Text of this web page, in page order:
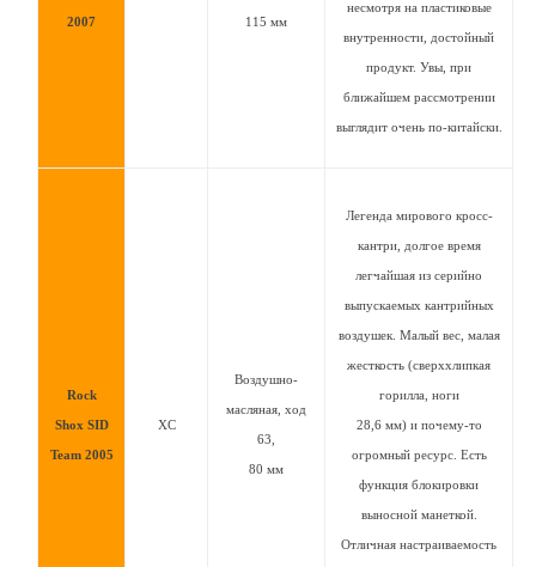
2007 115 мм
несмотря на пластиковые
внутренности, достойный
продукт. Увы, при
ближайшем рассмотрении
выглядит очень по-китайски.
Rock
Shox SID
Team 2005
XC
Воздушно-
масляная, ход
63,
80 мм
Легенда мирового кросс-
кантри, долгое время
легчайшая из серийно
выпускаемых кантрийных
воздушек. Малый вес, малая
жесткость (сверххлипкая
горилла, ноги
28,6 мм) и почему-то
огромный ресурс. Есть
функция блокировки
выносной манеткой.
Отличная настраиваемость